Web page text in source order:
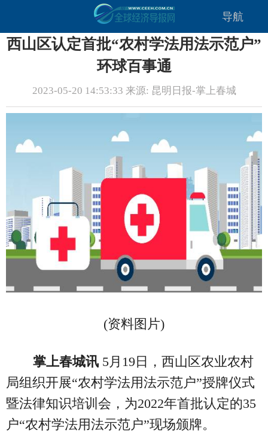
导航
西山区认定首批“农村学法用法示范户”
环球百事通
2023-05-20 14:53:33 来源: 昆明日报-掌上春城
(资料图片)
掌上春城讯 5月19日，西山区农业农村
局组织开展“农村学法用法示范户”授牌仪式
暨法律知识培训会，为2022年首批认定的35
户“农村学法用法示范户”现场颁牌。